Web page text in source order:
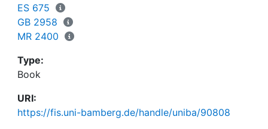
ES 675
GB 2958
MR 2400
Type:
Book
URI:
https://fis.uni-bamberg.de/handle/uniba/90808